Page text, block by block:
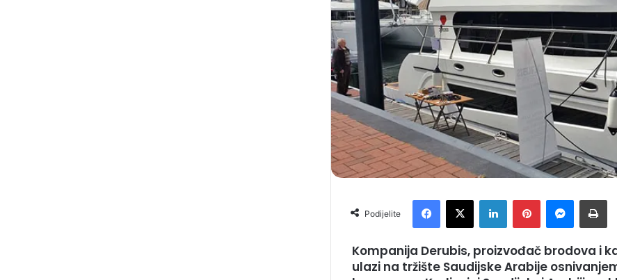
Podijelite
Kompanija Derubis, proizvođač brodova i
ulazi na tržište Saudijske Arabije